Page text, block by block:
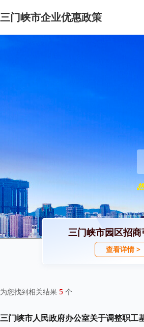
三门峡市企业优惠政策
三门峡市园区招
查看详情 >
为您找到相关结果 5 个
三门峡市人民政府办公室关于调整职工